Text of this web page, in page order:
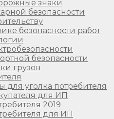
знаки
безопасности
безопасности работ
безопасности
грузов
для уголка потребителя
для ИП
2019
для ИП